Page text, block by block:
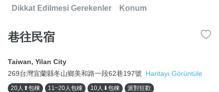
Dikkat Edilmesi Gerekenler Konum
巷往民宿
Taiwan, Yilan City
269台灣宜蘭縣冬山鄉美和路一段62巷197號
Haritayı Görüntüle
20人⬆包棟 11~20人包棟 10人⬇包棟 派對狂歡